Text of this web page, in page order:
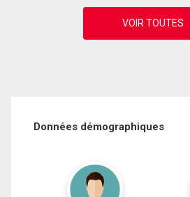
Données démographiques